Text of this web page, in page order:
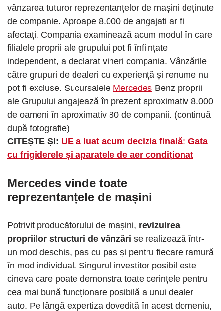
vânzarea tuturor reprezentanțelor de mașini deținute
de companie. Aproape 8.000 de angajați ar fi
afectați. Compania examinează acum modul în care
filialele proprii ale grupului pot fi înființate
independent, a declarat vineri compania. Vânzările
către grupuri de dealeri cu experiență și renume nu
pot fi excluse. Sucursalele Mercedes-Benz proprii
ale Grupului angajează în prezent aproximativ 8.000
de oameni în aproximativ 80 de companii. (continuă
după fotografie)
CITEȘTE ȘI: UE a luat acum decizia finală: Gata
cu frigiderele și aparatele de aer condiționat
Mercedes vinde toate
reprezentanțele de mașini
Potrivit producătorului de mașini, revizuirea
propriilor structuri de vânzări se realizează într-
un mod deschis, pas cu pas și pentru fiecare ramură
în mod individual. Singurul investitor posibil este
cineva care poate demonstra toate cerințele pentru
cea mai bună funcționare posibilă a unui dealer
auto. Pe lângă expertiza dovedită în acest domeniu,